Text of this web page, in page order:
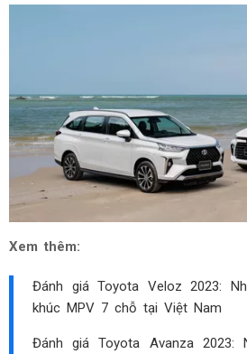
Xem thêm:
Đánh giá Toyota Veloz 2023:
khúc MPV 7 chỗ tại Việt Nam
Đánh giá Toyota Avanza